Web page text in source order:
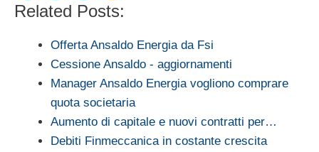
Related Posts:
Offerta Ansaldo Energia da Fsi
Cessione Ansaldo - aggiornamenti
Manager Ansaldo Energia vogliono comprare
quota societaria
Aumento di capitale e nuovi contratti per…
Debiti Finmeccanica in costante crescita